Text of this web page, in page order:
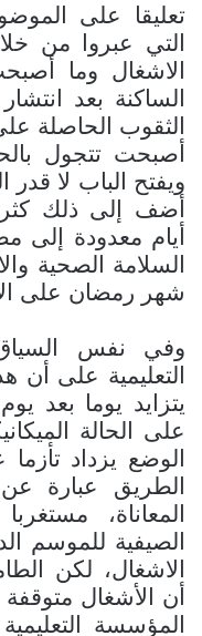
تعليقا على
التي عبروا من
الاشغال وما
الساكنة بعد
الثقوب الحاصلة
أصبحت تتجول
ويفتح الباب لا قدر
أضف إلى ذلك
أيام معدودة إلى
السلامة الصحية
شهر رمضان على
وفي نفس
التعليمية على أن
يتزايد يوما بعد
على الحالة
الوضع يزداد
الطريق عبارة
المعاناة،
الصيفية للموسم
الاشغال، لكن
أن الأشغال
المؤسسة